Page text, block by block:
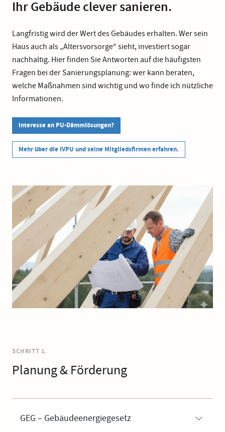
Ihr Gebäude clever sanieren.
Langfristig wird der Wert des Gebäudes erhalten. Wer sein
Haus auch als „Altersvorsorge“ sieht, investiert sogar
nachhaltig. Hier finden Sie Antworten auf die häufigsten
Fragen bei der Sanierungsplanung: wer kann beraten,
welche Maßnahmen sind wichtig und wo finde ich nützliche
Informationen.
Interesse an PU-Dämmlösungen?
Mehr über die IVPU und seine Mitgliedsfirmen erfahren.
SCHRITT 1.
Planung & Förderung
GEG – Gebäudeenergiegesetz